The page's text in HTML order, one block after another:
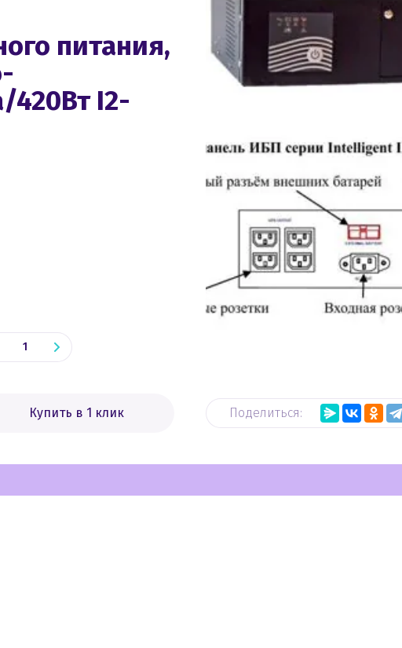
питания,
420Вт I2-
Купить в 1 клик Поделиться: